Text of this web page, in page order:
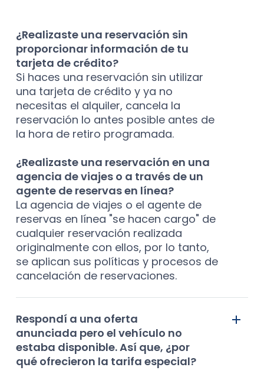
¿Realizaste una reservación sin
proporcionar información de tu
tarjeta de crédito?
Si haces una reservación sin utilizar
una tarjeta de crédito y ya no
necesitas el alquiler, cancela la
reservación lo antes posible antes de
la hora de retiro programada.
¿Realizaste una reservación en una
agencia de viajes o a través de un
agente de reservas en línea?
La agencia de viajes o el agente de
reservas en línea "se hacen cargo" de
cualquier reservación realizada
originalmente con ellos, por lo tanto,
se aplican sus políticas y procesos de
cancelación de reservaciones.
Respondí a una oferta
anunciada pero el vehículo no
estaba disponible. Así que, ¿por
qué ofrecieron la tarifa especial?